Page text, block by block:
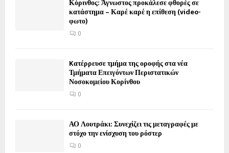
Κόρινθος: Άγνωστος προκάλεσε φθορές σε
κατάστημα – Καρέ καρέ η επίθεση (video-
φωτο)
0
Kατέρρευσε τμήμα της οροφής στα νέα
Τμήματα Επειγόντων Περιστατικών
Νοσοκομείου Κορίνθου
0
ΑΟ Λουτράκι: Συνεχίζει τις μεταγραφές με
στόχο την ενίσχυση του ρόστερ
0